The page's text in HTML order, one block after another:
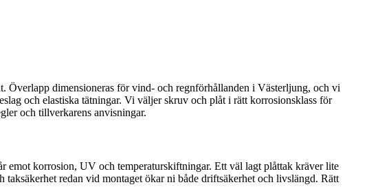
Överlapp dimensioneras för vind- och regnförhållanden i Västerljung, och vi
och elastiska tätningar. Vi väljer skruv och plåt i rätt korrosionsklass för
och tillverkarens anvisningar.
emot korrosion, UV och temperaturskiftningar. Ett väl lagt plåttak kräver lite
redan vid montaget ökar ni både driftsäkerhet och livslängd. Rätt